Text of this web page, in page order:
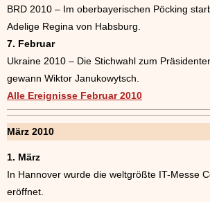
BRD 2010 – Im oberbayerischen Pöcking
Adelige Regina von Habsburg.
7. Februar
Ukraine 2010 – Die Stichwahl zum
gewann Wiktor Janukowytsch.
Alle Ereignisse Februar 2010
März 2010
1. März
In Hannover wurde die weltgrößte IT-Messe
eröffnet.